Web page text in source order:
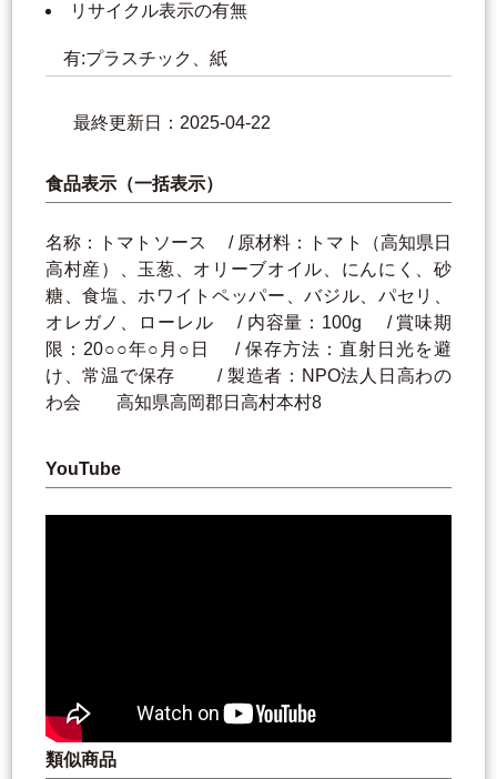
リサイクル表示の有無
有:プラスチック、紙
最終更新日：2025-04-22
食品表示（一括表示）
名称：トマトソース / 原材料：トマト（高知県日
高村産）、玉葱、オリーブオイル、にんにく、砂
糖、食塩、ホワイトペッパー、バジル、パセリ、
オレガノ、ローレル / 内容量：100g / 賞味期
限：20○○年○月○日 / 保存方法：直射日光を避
け、常温で保存 / 製造者：NPO法人日高わの
わ会 高知県高岡郡日高村本村8
YouTube
類似商品